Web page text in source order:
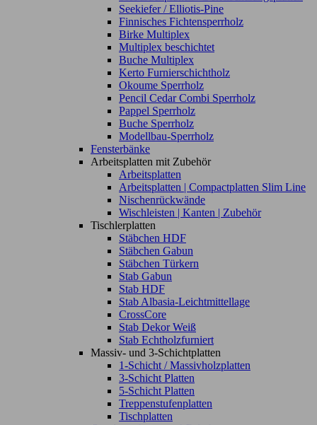
Seekiefer / Elliotis-Pine
Finnisches Fichtensperrholz
Birke Multiplex
Multiplex beschichtet
Buche Multiplex
Kerto Furnierschichtholz
Okoume Sperrholz
Pencil Cedar Combi Sperrholz
Pappel Sperrholz
Buche Sperrholz
Modellbau-Sperrholz
Fensterbänke
Arbeitsplatten mit Zubehör
Arbeitsplatten
Arbeitsplatten | Compactplatten Slim Line
Nischenrückwände
Wischleisten | Kanten | Zubehör
Tischlerplatten
Stäbchen HDF
Stäbchen Gabun
Stäbchen Türkern
Stab Gabun
Stab HDF
Stab Albasia-Leichtmittellage
CrossCore
Stab Dekor Weiß
Stab Echtholzfurniert
Massiv- und 3-Schichtplatten
1-Schicht / Massivholzplatten
3-Schicht Platten
5-Schicht Platten
Treppenstufenplatten
Tischplatten